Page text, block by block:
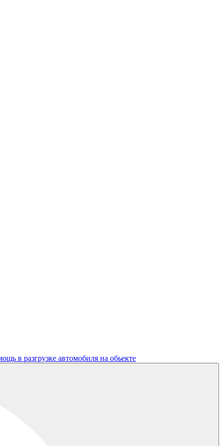
в разгрузке автомобиля на обьекте